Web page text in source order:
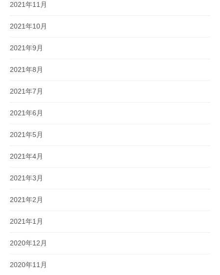
2021年11月
2021年10月
2021年9月
2021年8月
2021年7月
2021年6月
2021年5月
2021年4月
2021年3月
2021年2月
2021年1月
2020年12月
2020年11月